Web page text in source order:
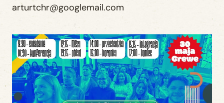
arturtchr@googlemail.com